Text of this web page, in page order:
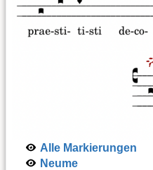
Alle Markierungen
Neume